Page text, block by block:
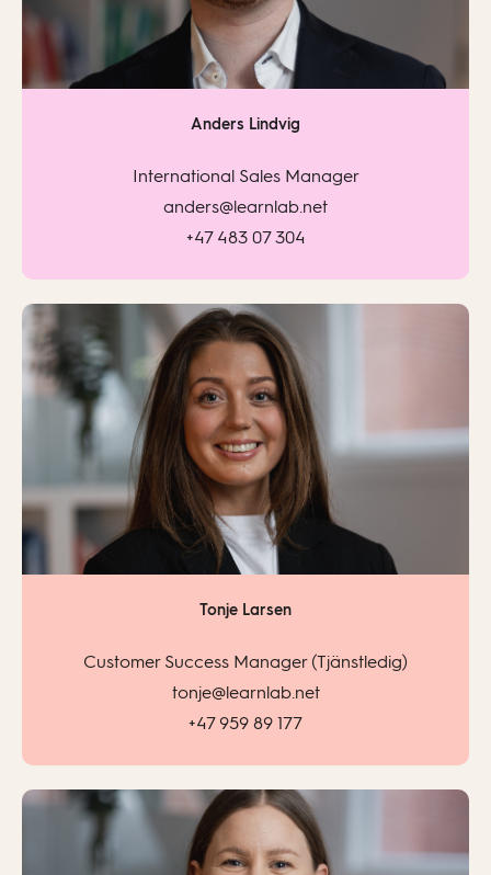
Anders Lindvig
International Sales Manager
anders@learnlab.net
+47 483 07 304
Tonje Larsen
Customer Success Manager (Tjänstledig)
tonje@learnlab.net
+47 959 89 177